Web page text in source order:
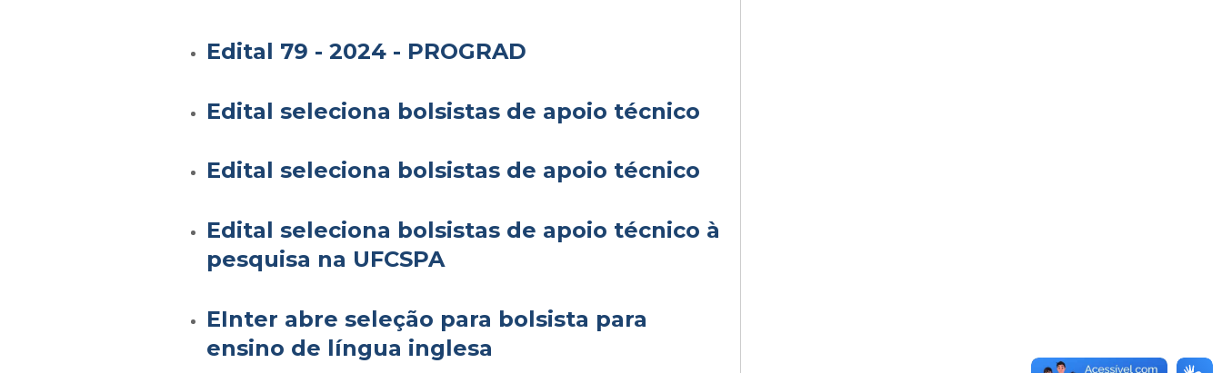
Edital 79 - 2024 - PROGRAD
Edital seleciona bolsistas de apoio técnico
Edital seleciona bolsistas de apoio técnico
Edital seleciona bolsistas de apoio técnico à
pesquisa na UFCSPA
EInter abre seleção para bolsista para
ensino de língua inglesa